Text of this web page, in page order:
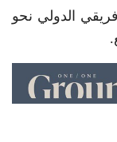
الدولي نحو